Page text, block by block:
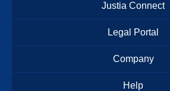
Justia Connect
Legal Portal
Company
Help